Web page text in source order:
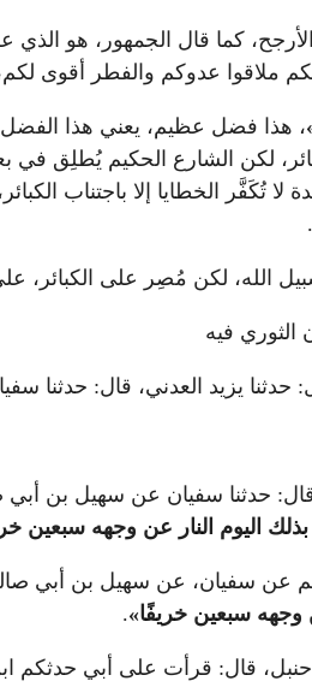
كما قال الجمهور، هو الذي
ملاقوا عدوكم والفطر أقوى
، هذا فضل عظيم، يعني هذا الفضل
لكن الشارع الحكيم
تُكَفَّر الخطايا إلا باجتناب
.
الله، لكن مُصِر على الكبائر،
الثوري فيه
حدثنا يزيد العدني، قال:
قال: حدثنا سفيان عن سهيل بن
بذلك اليوم النار عن وجهه سبعين
عن سفيان، عن سهيل بن أبي
وجهه سبعين خريفًا»
.
حنبل، قال: قرأت على أبي